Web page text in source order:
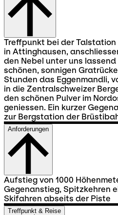
Treffpunkt bei der
in Attinghausen,
den Nebel unter uns
schönen, sonnigen
Stunden das Eggenmandli,
in die Zentralschweizer
den schönen Pulver im
geniessen. Ein kurzer
zur Bergstation der
Anforderungen
Aufstieg von 1000
Gegenanstieg, Spitzkehren
Skifahren abseits der Piste
Treffpunkt & Reise